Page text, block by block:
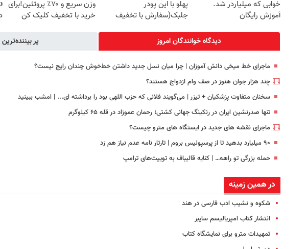
خوابی که میلیاردر شد.
آموزش رایگان
پهلو با این پودر
جلبک(سفارش با تخفیف
وزن سریع و ۷۰٪ پروتئین!برای
خرید با تخفیف کلیک کن
دیدگاه خوانندگان امروز پر
ماجرای خط میخی دانش آموزان | چرا میان نسل جدید داشتن خط‌خوش چندان رایج نیست؟
چند هزار جوان هنوز در صف وام ازدواج هستند؟
سخنان متفاوت پزشکیان + تیزر | می‌گویند فلانی که حزب اللهی بود را برداشته ای... | امشب ببینید
تنها صدرنشین ایران در رنکینگ جهانی کشتی؛ رحمان عموزاد در قله ۶۵ کیلوگرم
ماجرای نقشه های جدید در ایستگاه های مترو چیست؟
۹۰ میلیارد بدهید تا از پرسپولیس بروم | تارتار نامه عدم نیاز هم زد
حمله بزرگی تو راهه… | کنایه قالیباف به توییت‌های ترامپ
در همین زمینه
شکوه و نشیب ادب فارسی در هند
انتشار کتاب امپریالیسم سایبر
تمهیدات مترو برای نمایشگاه کتاب